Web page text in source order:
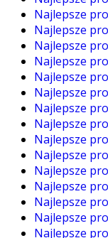
Najlepsze
Najlepsze
Najlepsze
Najlepsze
Najlepsze
Najlepsze
Najlepsze
Najlepsze
Najlepsze
Najlepsze
Najlepsze
Najlepsze
Najlepsze
Najlepsze
Najlepsze